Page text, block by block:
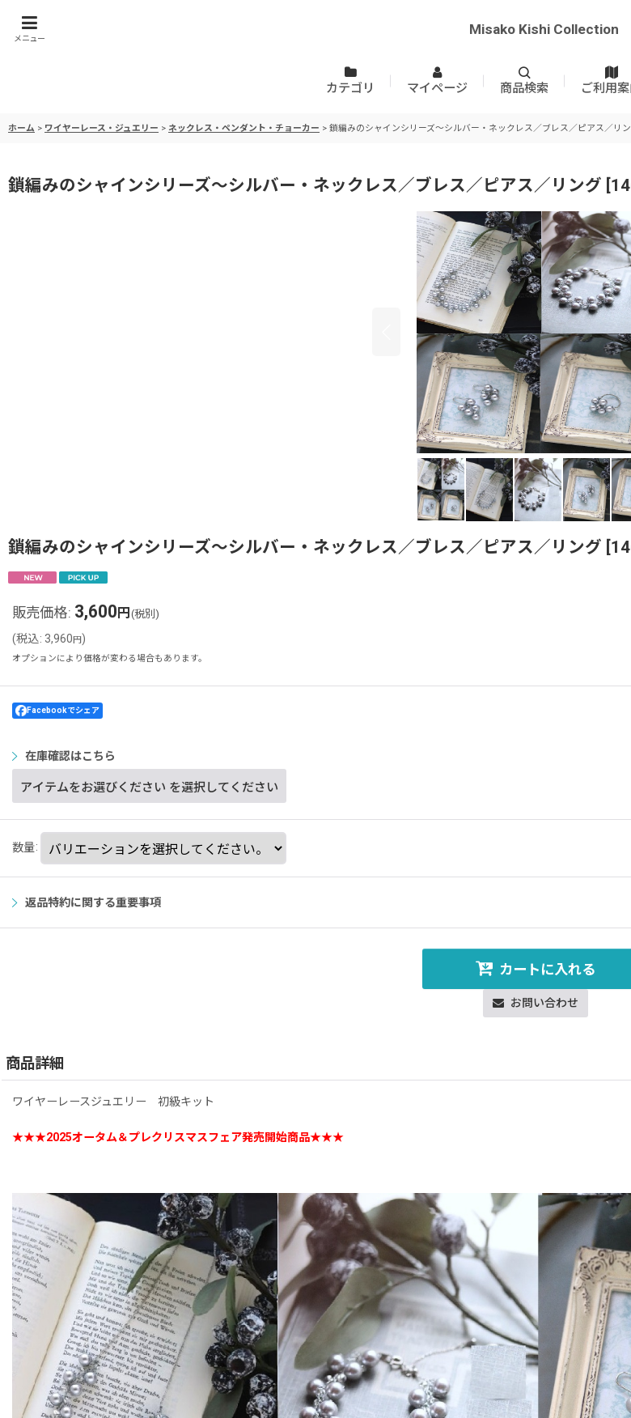
メニュー
Misako Kishi Collection
カテゴリ マイページ 商品検索 ご利用
ホーム > ワイヤーレース・ジュエリー > ネックレス・ペンダント・チョーカー > 鎖編みのシャインシリーズ〜シルバー・ネックレス／ブレス／ピアス／リ
鎖編みのシャインシリーズ〜シルバー・ネックレス／ブレス／ピアス／リング [
鎖編みのシャインシリーズ〜シルバー・ネックレス／ブレス／ピアス／リング [
販売価格: 3,600 円 (税別)
(税込: 3,960円)
オプションにより価格が変わる場合もあります。
Facebookでシェア
在庫確認はこちら
アイテムをお選びください を選択してください
数量:
返品特約に関する重要事項
カートに入れる
お問い合わせ
商品詳細
ワイヤーレースジュエリー 初級キット
★★★2025オータム＆プレクリスマスフェア発売開始商品★★★